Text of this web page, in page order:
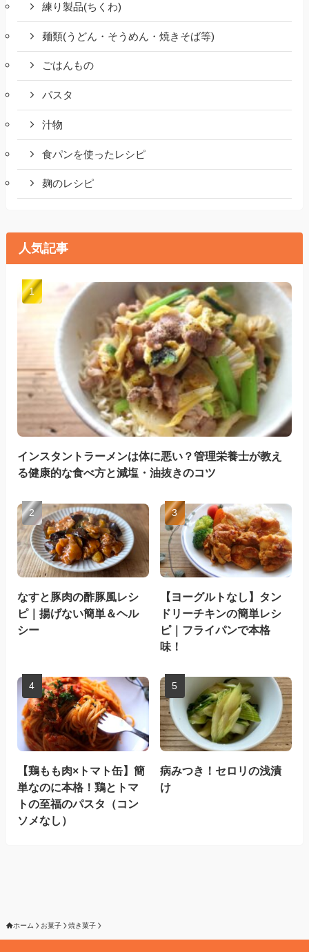
練り製品(ちくわ)
麺類(うどん・そうめん・焼きそば等)
ごはんもの
パスタ
汁物
食パンを使ったレシピ
麹のレシピ
人気記事
インスタントラーメンは体に悪い？管理栄養士が教え
る健康的な食べ方と減塩・油抜きのコツ
なすと豚肉の酢豚風レシ
ピ｜揚げない簡単＆ヘル
シー
【ヨーグルトなし】タン
ドリーチキンの簡単レシ
ピ｜フライパンで本格
味！
【鶏もも肉×トマト缶】簡
単なのに本格！鶏とトマ
トの至福のパスタ（コン
ソメなし）
病みつき！セロリの浅漬
け
ホーム お菓子 焼き菓子